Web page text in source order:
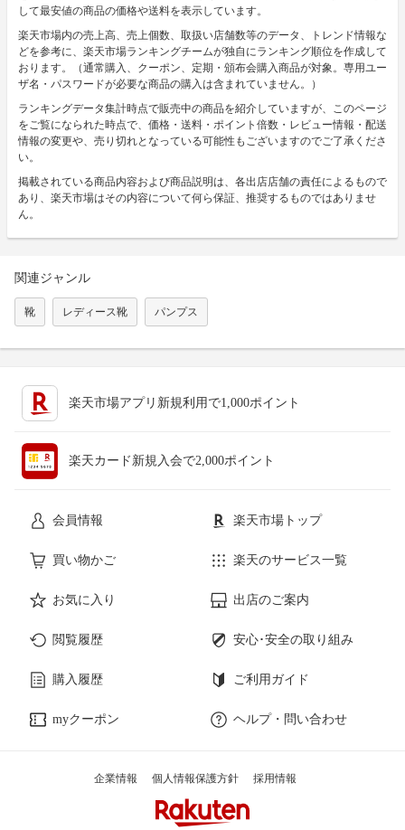
して最安値の商品の価格や送料を表示しています。
楽天市場内の売上高、売上個数、取扱い店舗数等のデータ、トレンド情報な
どを参考に、楽天市場ランキングチームが独自にランキング順位を作成して
おります。（通常購入、クーポン、定期・頒布会購入商品が対象。専用ユー
ザ名・パスワードが必要な商品の購入は含まれていません。）
ランキングデータ集計時点で販売中の商品を紹介していますが、このページ
をご覧になられた時点で、価格・送料・ポイント倍数・レビュー情報・配送
情報の変更や、売り切れとなっている可能性もございますのでご了承くださ
い。
掲載されている商品内容および商品説明は、各出店店舗の責任によるもので
あり、楽天市場はその内容について何ら保証、推奨するものではありませ
ん。
関連ジャンル
靴 レディース靴 パンプス
楽天市場アプリ新規利用で1,000ポイント
楽天カード新規入会で2,000ポイント
会員情報 楽天市場トップ
買い物かご 楽天のサービス一覧
お気に入り 出店のご案内
閲覧履歴 安心･安全の取り組み
購入履歴 ご利用ガイド
myクーポン ヘルプ・問い合わせ
企業情報 個人情報保護方針 採用情報